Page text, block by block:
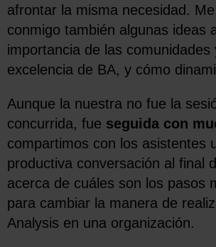
afrontar la misma necesidad.
conmigo también algunas ideas
importancia de las comunidades
excelencia de BA, y cómo
Aunque la nuestra no fue la
concurrida, fue seguida con
compartimos con los asistentes
productiva conversación al final
acerca de cuáles son los pasos
para cambiar la manera de
Analysis en una organización.